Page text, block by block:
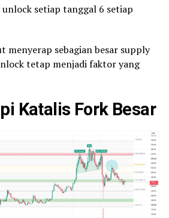
setiap tanggal 6 setiap
menyerap sebagian besar supply
tetap menjadi faktor yang
Katalis ForkBesar